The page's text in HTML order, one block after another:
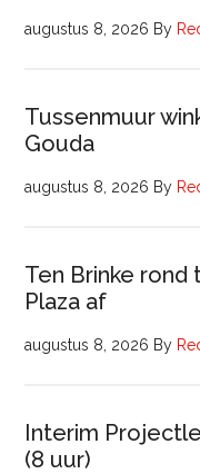
augustus 8, 2026 By
Tussenmuur
Gouda
augustus 8, 2026 By
Ten Brinke
Plaza af
augustus 8, 2026 By
Interim
(8 uur)